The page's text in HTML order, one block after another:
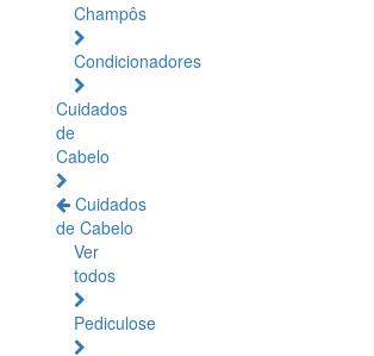
Champôs
Condicionadores
Cuidados
de
Cabelo
Cuidados
de Cabelo
Ver
todos
Pediculose